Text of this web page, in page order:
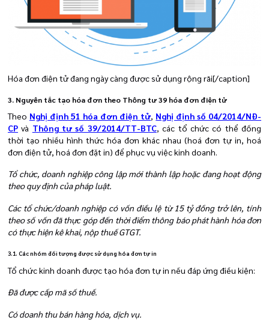
Hóa đơn điện tử đang ngày càng được sử dụng rộng rãi[/caption]
3. Nguyên tắc tạo hóa đơn theo Thông tư 39 hóa đơn điện tử
Theo Nghị định 51 hóa đơn điện tử, Nghị định số 04/2014/NĐ-
CP và Thông tư số 39/2014/TT-BTC, các tổ chức có thể đồng
thời tạo nhiều hình thức hóa đơn khác nhau (hoá đơn tự in, hoá
đơn điện tử, hoá đơn đặt in) để phục vụ việc kinh doanh.
Tổ chức, doanh nghiệp công lập mới thành lập hoặc đang hoạt động
theo quy định của pháp luật.
Các tổ chức/doanh nghiệp có vốn điều lệ từ 15 tỷ đồng trở lên, tính
theo số vốn đã thực góp đến thời điểm thông báo phát hành hóa đơn
có thực hiện kê khai, nộp thuế GTGT.
3.1. Các nhóm đối tượng được sử dụng hóa đơn tự in
Tổ chức kinh doanh được tạo hóa đơn tự in nếu đáp ứng điều kiện:
Đã được cấp mã số thuế.
Có doanh thu bán hàng hóa, dịch vụ.